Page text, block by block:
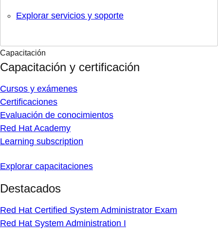
Explorar servicios y soporte
Capacitación
Capacitación y certificación
Cursos y exámenes
Certificaciones
Evaluación de conocimientos
Red Hat Academy
Learning subscription
Explorar capacitaciones
Destacados
Red Hat Certified System Administrator Exam
Red Hat System Administration I